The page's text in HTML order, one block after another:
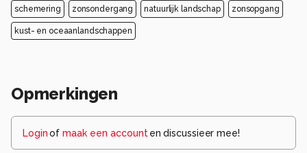
schemering zonsondergang natuurlijk landschap zonsopgang
kust- en oceaanlandschappen
Opmerkingen
Loginof maak een account en discussieer mee!